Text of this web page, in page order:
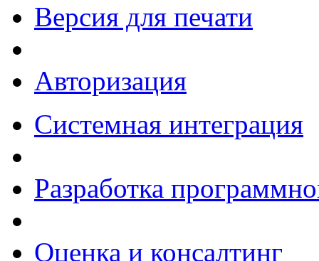
Версия для печати
Авторизация
Системная интеграция
Разработка
Оценка и консалтинг